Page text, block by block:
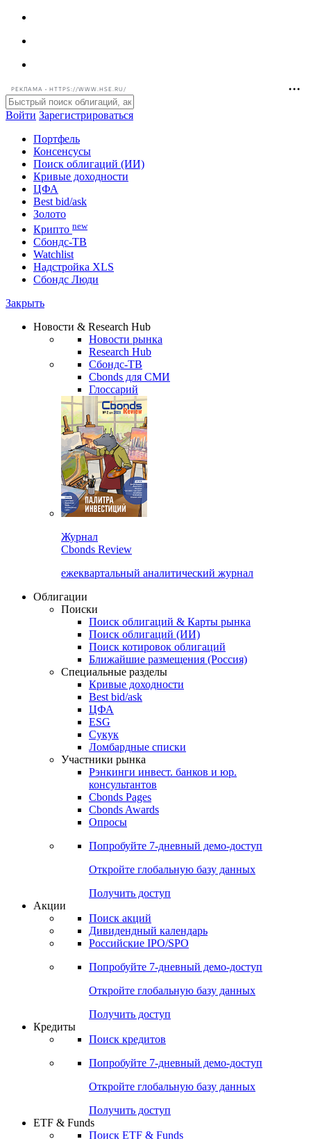
РЕКЛАМА • HTTPS://WWW.HSE.RU/
Войти Зарегистрироваться
Портфель
Консенсусы
Поиск облигаций (ИИ)
Кривые доходности
ЦФА
Best bid/ask
Золото
Крипто new
Watchlist
Сбондс Люди
Новости & Research Hub
Новости рынка
Research Hub
Сбондс-ТВ
Cbonds для СМИ
Глоссарий
Cbonds Review
ежеквартальный аналитический журнал
Облигации
Поиски
Поиск облигаций & Карты рынка
Поиск облигаций (ИИ)
Поиск котировок облигаций
Ближайшие размещения (Россия)
Специальные разделы
Кривые доходности
Best bid/ask
ЦФА
ESG
Сукук
Ломбардные списки
Участники рынка
Рэнкинги инвест. банков и юр.
Cbonds Pages
Опросы
Попробуйте7-дневный
Откройте глобальную базу данных
Получить доступ
Поиск акций
Российские IPO/SPO
Попробуйте7-дневный
Откройте глобальную базу данных
Получить доступ
Поиск кредитов
Попробуйте7-дневный
Откройте глобальную базу данных